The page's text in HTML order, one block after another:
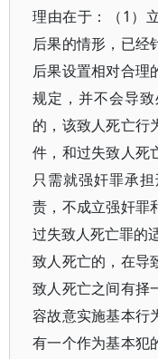
理由在于：（1）
后果的情形，已经
后果设置相对合理
规定，并不会导
的，该致人死亡行
件，和过失致人死
只需就强奸罪承
责，不成立强奸罪
过失致人死亡罪的
致人死亡的，在导
致人死亡之间有择
容故意实施基本行
有一个作为基本犯